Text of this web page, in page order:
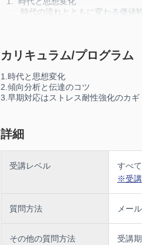
時代の流れとともに変わる価値観
異なる背景を持つ人々との違い
現代のコミュニケーション傾向を
誤解を減らすための伝達方法を紹
具体的なコツを学び、実践的なス
3.
早期対応はストレス耐性強化のカ
問題が起こる前に気づき、早期
あなた自身のストレスを減らし、人
固定観念を払拭し、新しい視点と
カリキュラム/プログラム
1.時代と思想変化
2.傾向分析と伝達のコツ
3.早期対応はストレス耐性強化のカギ
詳細
受講レベル
すべ
※受講
質問方法 メー
その他の質問方法
受講